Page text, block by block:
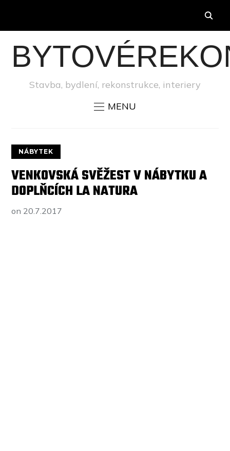
Stavba, bydlení, rekonstrukce, interiery
MENU
NÁBYTEK
VENKOVSKÁ SVĚŽEST V NÁBYTKU A
DOPLŇCÍCH LA NATURA
on 20.7.2017